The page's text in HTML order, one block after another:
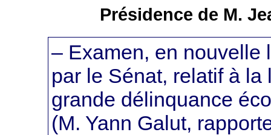
Présidence de M.
– Examen, en nouvelle
par le Sénat, relatif à
grande délinquance
(M. Yann Galut,